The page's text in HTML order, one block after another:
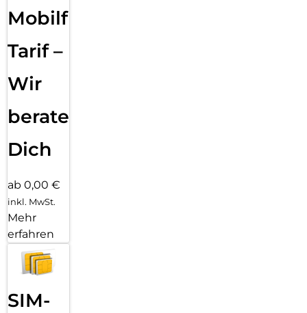
Mobilfunk
Tarif –
Wir
beraten
Dich
ab 0,00 €
inkl. MwSt.
Mehr
erfahren
SIM-